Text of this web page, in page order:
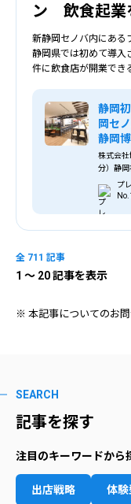
ン 飲食起業
新静岡セノバ内にある
静岡県では初めて導入
件に飲食店が開業でき
静岡
岡セ
静岡
株式会
分）静岡
階に導
支援。
プ
全 711 記事
1 〜 20 記事を表示
※ 本記事についてのお
SEARCH
記事を探す
注目のキーワードから
出店戦略 体験